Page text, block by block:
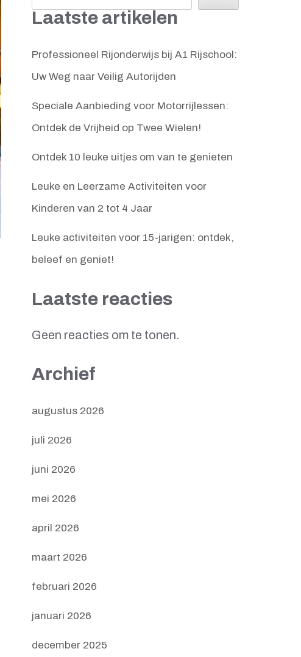
Laatste artikelen
Professioneel Rijonderwijs bij A1 Rijschool:
Uw Weg naar Veilig Autorijden
Speciale Aanbieding voor Motorrijlessen:
Ontdek de Vrijheid op Twee Wielen!
Ontdek 10 leuke uitjes om van te genieten
Leuke en Leerzame Activiteiten voor
Kinderen van 2 tot 4 Jaar
Leuke activiteiten voor 15-jarigen: ontdek,
beleef en geniet!
Laatste reacties
Geen reacties om te tonen.
Archief
augustus 2026
juli 2026
juni 2026
mei 2026
april 2026
maart 2026
februari 2026
januari 2026
december 2025